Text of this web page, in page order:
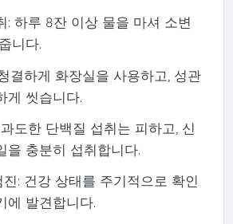
: 하루 8잔 이상 물을 마셔 소변
니다.
결하게 화장실을 사용하고, 성관
게 씻습니다.
도한 단백질 섭취는 피하고, 신
을 충분히 섭취합니다.
: 건강 상태를 주기적으로 확인
에 발견합니다.